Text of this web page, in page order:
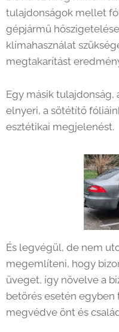
tulajdonságok mellet
gépjármű
klímahasználat
megtakarítást
Egy másik
elnyeri, a sötétítő
esztétikai megjelenést.
És legvégül, de nem
megemlíteni, hogy
üveget, így növelve a
betörés esetén
megvédve önt és